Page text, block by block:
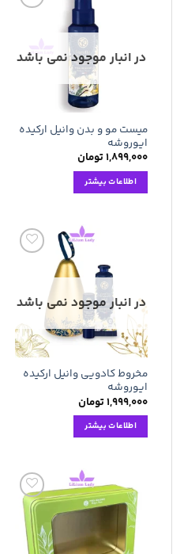
علاقه
مندی
ها
در انبار موجود نمی باشد
میست مو و بدن وانیل ارکیده
ایوروشه
۱,۸۹۹,۰۰۰تومان
اطلاعات بیشتر
مندی
ها
در انبار موجود نمی باشد
مخروط کادویی وانیل ارکیده
ایوروشه
۱,۹۹۹,۰۰۰تومان
اطلاعات بیشتر
افزودن
به
علاقه
مندی